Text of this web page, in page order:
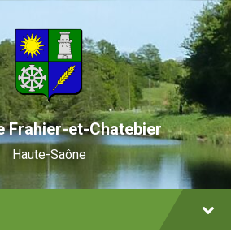
Frahier-et-Chatebier
Haute-Saône